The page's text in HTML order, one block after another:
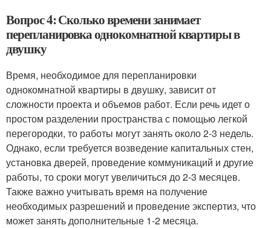
Вопрос 4: Сколько времени занимает
перепланировка однокомнатной квартиры в
двушку
Время, необходимое для перепланировки
однокомнатной квартиры в двушку, зависит от
сложности проекта и объемов работ. Если речь идет о
простом разделении пространства с помощью легкой
перегородки, то работы могут занять около 2-3 недель.
Однако, если требуется возведение капитальных стен,
установка дверей, проведение коммуникаций и другие
работы, то сроки могут увеличиться до 2-3 месяцев.
Также важно учитывать время на получение
необходимых разрешений и проведение экспертиз, что
может занять дополнительные 1-2 месяца.